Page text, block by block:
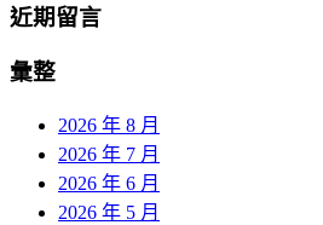
近期留言
彙整
2026 年 8 月
2026 年 7 月
2026 年 6 月
2026 年 5 月